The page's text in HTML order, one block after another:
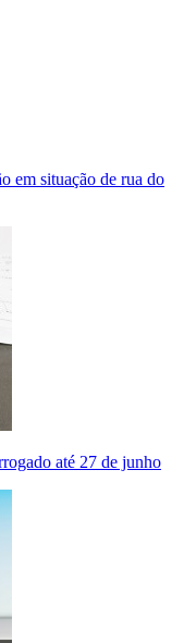
em situação de rua do
até 27 de junho